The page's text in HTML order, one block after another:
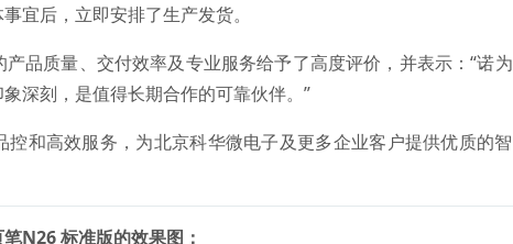
宜后，立即安排了生产发货。
品质量、交付效率及专业服务给予了高度评价，并表示：“诺
深刻，是值得长期合作的可靠伙伴。”
和高效服务，为北京科华微电子及更多企业客户提供优质的
N26 标准版的效果图：